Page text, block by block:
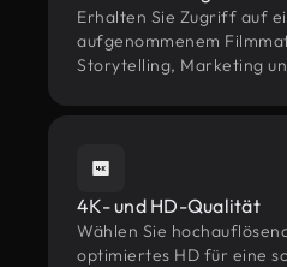
Erhalten Sie Zugriff auf
aufgenommenem
Storytelling, Marketing
4K- und HD-Qualität
Wählen Sie
optimiertes HD für eine